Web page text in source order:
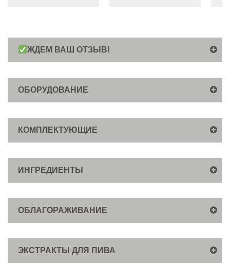
ЖДЕМ ВАШ ОТЗЫВ!
ОБОРУДОВАНИЕ
КОМПЛЕКТУЮЩИЕ
ИНГРЕДИЕНТЫ
ОБЛАГОРАЖИВАНИЕ
ЭКСТРАКТЫ ДЛЯ ПИВА